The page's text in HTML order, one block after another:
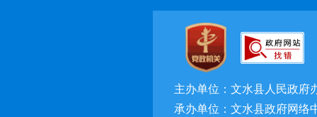
主办单位：文水县人民政府
承办单位：文水县政府网络